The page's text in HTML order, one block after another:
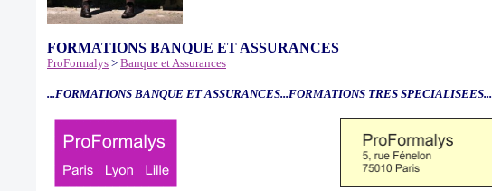
FORMATIONS BANQUE ET ASSURANCES
ProFormalys > Banque et Assurances
...FORMATIONS BANQUE ET ASSURANCES...FORMATIONS TRES SPECIALISEES...